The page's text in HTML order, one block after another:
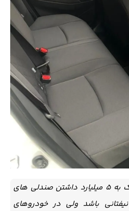
واقعا برای خودرویی نزدیک به 5 میلیارد داشتن صندلی های
باشد ولی در خودروهای